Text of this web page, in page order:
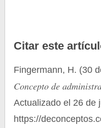
Citar este
Fingermann, H. (30
Concepto de
Actualizado el 26 de
https://